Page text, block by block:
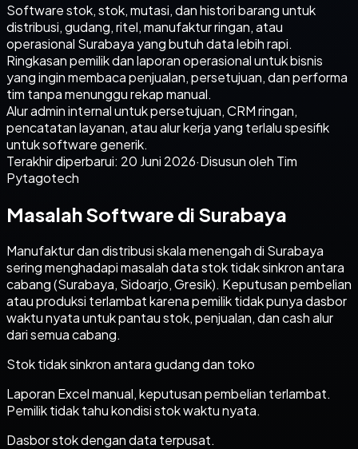
Software stok, stok, mutasi, dan histori barang untuk
distribusi, gudang, ritel, manufaktur ringan, atau
operasional Surabaya yang butuh data lebih rapi.
Ringkasan pemilik dan laporan operasional untuk bisnis
yang ingin membaca penjualan, persetujuan, dan performa
tim tanpa menunggu rekap manual.
Alur admin internal untuk persetujuan, CRM ringan,
pencatatan layanan, atau alur kerja yang terlalu spesifik
untuk software generik.
Terakhir diperbarui: 20 Juni 2026·Disusun oleh Tim
Pytagotech
Masalah Software di Surabaya
Manufaktur dan distribusi skala menengah di Surabaya
sering menghadapi masalah data stok tidak sinkron antara
cabang (Surabaya, Sidoarjo, Gresik). Keputusan pembelian
atau produksi terlambat karena pemilik tidak punya dasbor
waktu nyata untuk pantau stok, penjualan, dan cash alur
dari semua cabang.
Stok tidak sinkron antara gudang dan toko
Laporan Excel manual, keputusan pembelian terlambat.
Pemilik tidak tahu kondisi stok waktu nyata.
Dasbor stok dengan data terpusat.